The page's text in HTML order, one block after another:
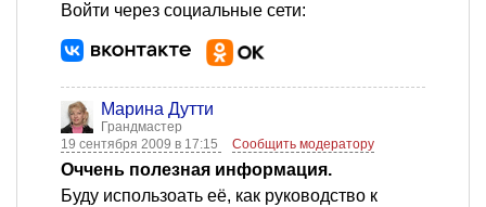
Войти через социальные сети:
Марина Дутти
Грандмастер
19 сентября 2009 в 17:15
Сообщить модератору
Оччень полезная информация.
Буду использоать её, как руководство к